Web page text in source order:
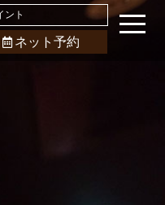
ント
ネット予約